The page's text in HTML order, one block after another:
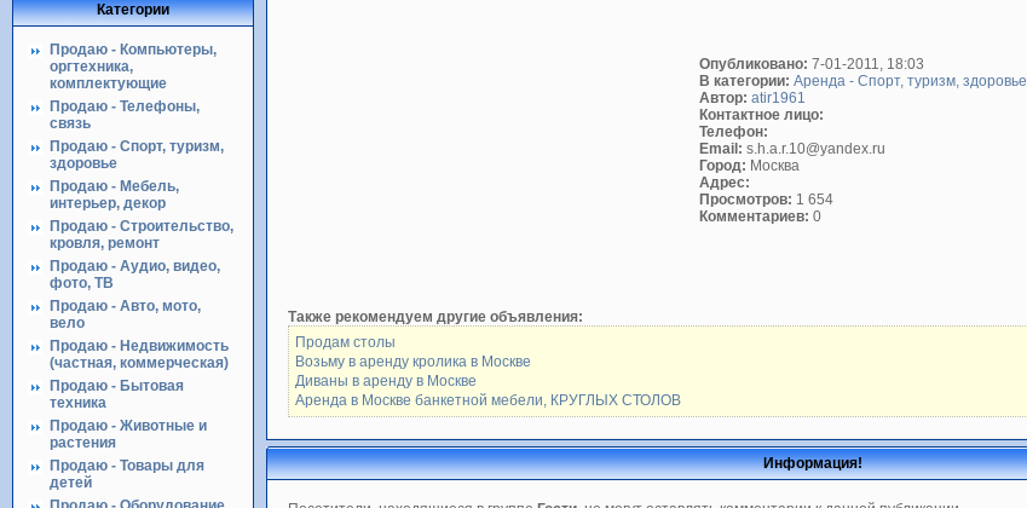
Опубликовано: 7-01-2011, 18:03
В категории: Аренда - Спорт, туризм, здоровье
Автор: atir1961
Контактное лицо:
Телефон:
Email: s.h.a.r.10@yandex.ru
Город: Москва
Адрес:
Просмотров: 1 654
Комментариев: 0
Также рекомендуем другие объявления:
Продам столы
Возьму в аренду кролика в Москве
Диваны в аренду в Москве
Аренда в Москве банкетной мебели, КРУГЛЫХ СТОЛОВ
Информация!
Категории
Продаю - Компьютеры,
оргтехника,
комплектующие
Продаю - Телефоны,
связь
Продаю - Спорт, туризм,
здоровье
Продаю - Мебель,
интерьер, декор
Продаю - Строительство,
кровля, ремонт
Продаю - Аудио, видео,
фото, ТВ
Продаю - Авто, мото,
вело
Продаю - Недвижимость
(частная, коммерческая)
Продаю - Бытовая
техника
Продаю - Животные и
растения
Продаю - Товары для
детей